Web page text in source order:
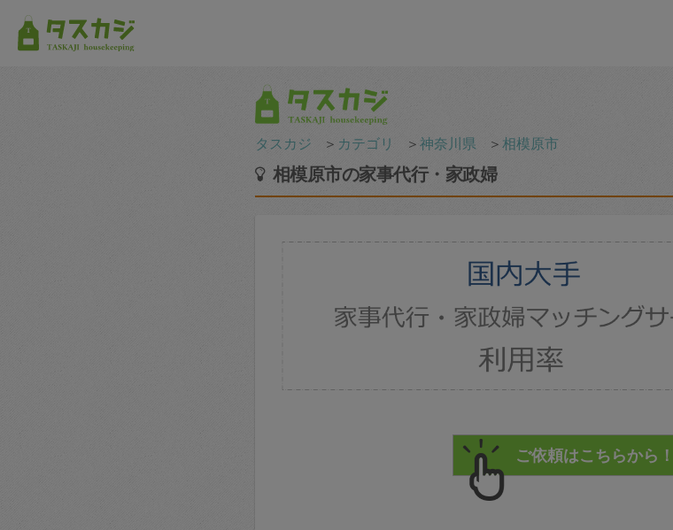
タスカジ ＞ カテゴリ ＞神奈川県 ＞相模原市
相模原市の家事代行・家政婦